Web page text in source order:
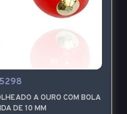
A OURO COM BOLA
DE 10 MM